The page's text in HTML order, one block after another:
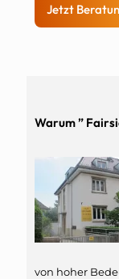
Jetzt
Warum ”
von hoher